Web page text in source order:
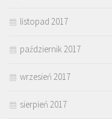
listopad 2017
październik 2017
wrzesień 2017
sierpień 2017